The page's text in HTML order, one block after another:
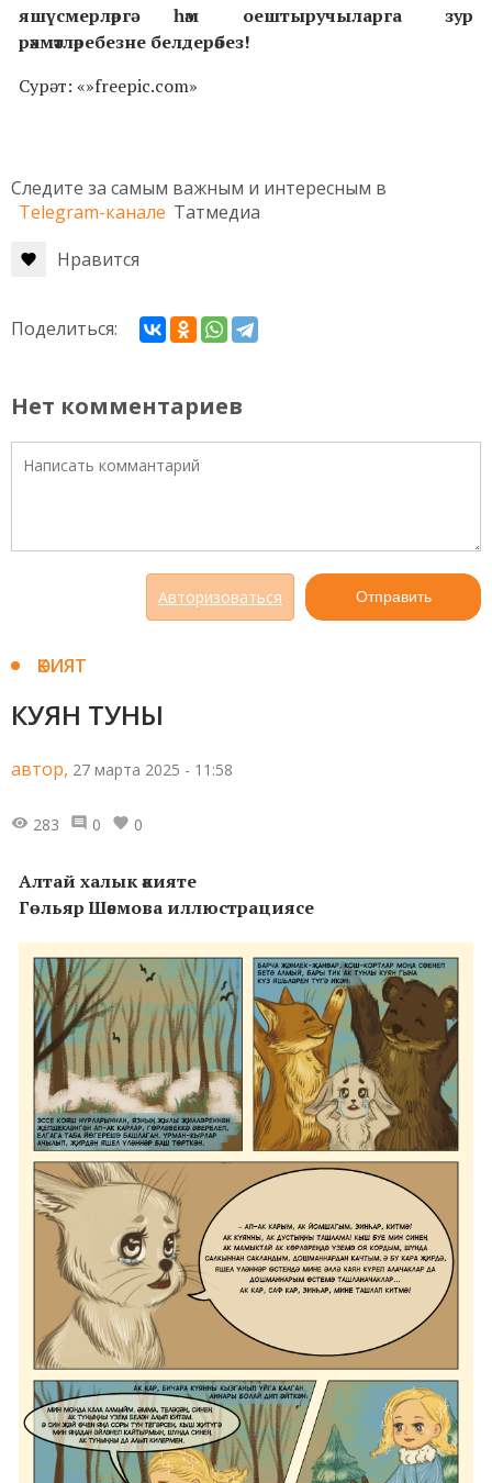
яшүсмерләргә һәм оештыручыларга зур
рәхмәтләребезне белдерәбез!
Сурәт: «»freepic.com»
Следите за самым важным и интересным в
Telegram-канале Татмедиа
Нравится
Поделиться:
Нет комментариев
Авторизоваться Отправить
ӘКИЯТ
КУЯН ТУНЫ
автор, 27 марта 2025 - 11:58
283 0 0
Алтай халык әкияте
Гөльяр Шәемова иллюстрациясе